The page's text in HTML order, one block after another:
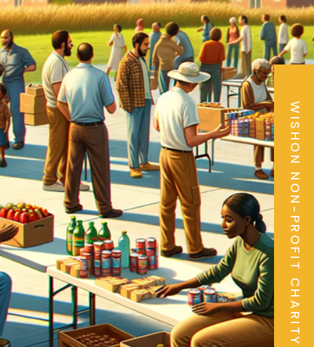
WISHON NON-PROFIT CHARITY